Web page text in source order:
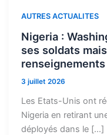
AUTRES ACTUALITES
Nigeria :
ses soldats
renseignements
3 juillet 2026
Les Etats-Unis ont
Nigeria en retirant
déployés dans le […]